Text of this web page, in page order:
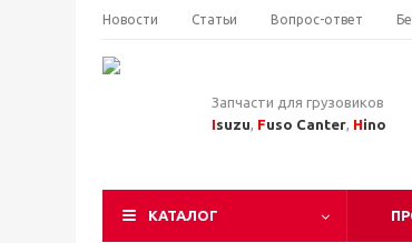
Новости Статьи Вопрос-ответ
Запчасти для грузовиков
Isuzu, Fuso Canter, Hino
КАТАЛОГ